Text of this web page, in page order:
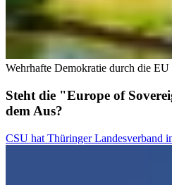
Wehrhafte Demokratie durch die EU
Steht die "Europe of
dem Aus?
CSU hat Thüringer Landesverband